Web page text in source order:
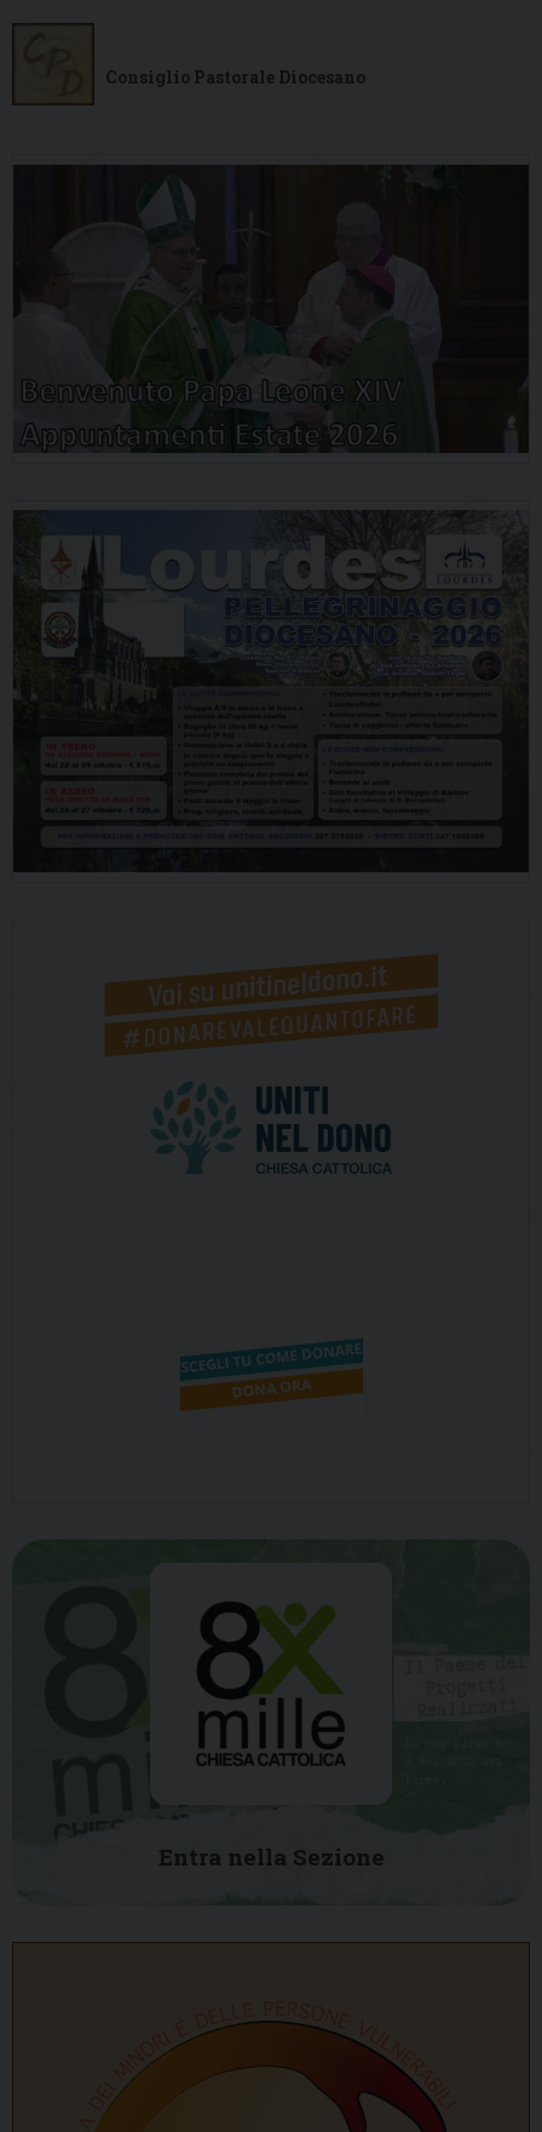
Consiglio Pastorale Diocesano
Entra nella Sezione